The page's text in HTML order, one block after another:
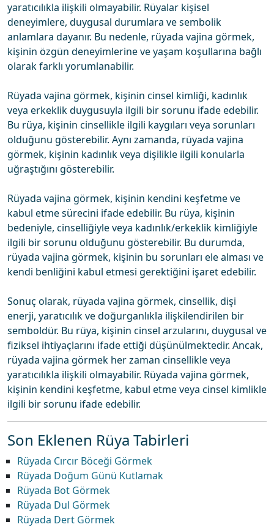
yaratıcılıkla ilişkili olmayabilir. Rüyalar kişisel
deneyimlere, duygusal durumlara ve sembolik
anlamlara dayanır. Bu nedenle, rüyada vajina görmek,
kişinin özgün deneyimlerine ve yaşam koşullarına bağlı
olarak farklı yorumlanabilir.
Rüyada vajina görmek, kişinin cinsel kimliği, kadınlık
veya erkeklik duygusuyla ilgili bir sorunu ifade edebilir.
Bu rüya, kişinin cinsellikle ilgili kaygıları veya sorunları
olduğunu gösterebilir. Aynı zamanda, rüyada vajina
görmek, kişinin kadınlık veya dişilikle ilgili konularla
uğraştığını gösterebilir.
Rüyada vajina görmek, kişinin kendini keşfetme ve
kabul etme sürecini ifade edebilir. Bu rüya, kişinin
bedeniyle, cinselliğiyle veya kadınlık/erkeklik kimliğiyle
ilgili bir sorunu olduğunu gösterebilir. Bu durumda,
rüyada vajina görmek, kişinin bu sorunları ele alması ve
kendi benliğini kabul etmesi gerektiğini işaret edebilir.
Sonuç olarak, rüyada vajina görmek, cinsellik, dişi
enerji, yaratıcılık ve doğurganlıkla ilişkilendirilen bir
semboldür. Bu rüya, kişinin cinsel arzularını, duygusal ve
fiziksel ihtiyaçlarını ifade ettiği düşünülmektedir. Ancak,
rüyada vajina görmek her zaman cinsellikle veya
yaratıcılıkla ilişkili olmayabilir. Rüyada vajina görmek,
kişinin kendini keşfetme, kabul etme veya cinsel kimlikle
ilgili bir sorunu ifade edebilir.
Son Eklenen Rüya Tabirleri
Rüyada Cırcır Böceği Görmek
Rüyada Doğum Günü Kutlamak
Rüyada Bot Görmek
Rüyada Dul Görmek
Rüyada Dert Görmek